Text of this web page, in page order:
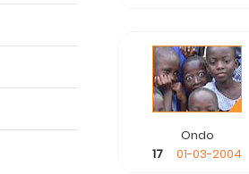
Ondo
17
01-03-2004